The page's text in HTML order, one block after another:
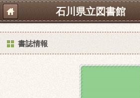
石川県立図書館
書誌情報